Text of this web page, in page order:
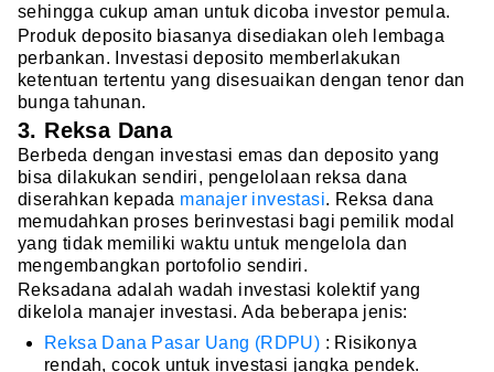
sehingga cukup aman untuk dicoba investor pemula.
Produk deposito biasanya disediakan oleh lembaga
perbankan. Investasi deposito memberlakukan
ketentuan tertentu yang disesuaikan dengan tenor dan
bunga tahunan.
3. Reksa Dana
Berbeda dengan investasi emas dan deposito yang
bisa dilakukan sendiri, pengelolaan reksa dana
diserahkan kepada manajer investasi. Reksa dana
memudahkan proses berinvestasi bagi pemilik modal
yang tidak memiliki waktu untuk mengelola dan
mengembangkan portofolio sendiri.
Reksadana adalah wadah investasi kolektif yang
dikelola manajer investasi. Ada beberapa jenis:
Reksa Dana Pasar Uang (RDPU) : Risikonya
rendah, cocok untuk investasi jangka pendek.